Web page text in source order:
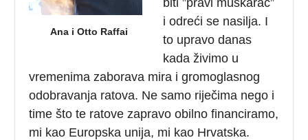
Ana i Otto Raffai
i odreći se nasilja. I
to upravo danas
kada živimo u
vremenima zaborava mira i gromoglasnog
odobravanja ratova. Ne samo riječima nego i
time što te ratove zapravo obilno financiramo,
mi kao Europska unija, mi kao Hrvatska.